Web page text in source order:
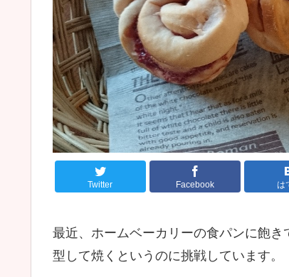
Twitter Facebook は
最近、ホームベーカリーの食パンに飽
型して焼くというのに挑戦しています。